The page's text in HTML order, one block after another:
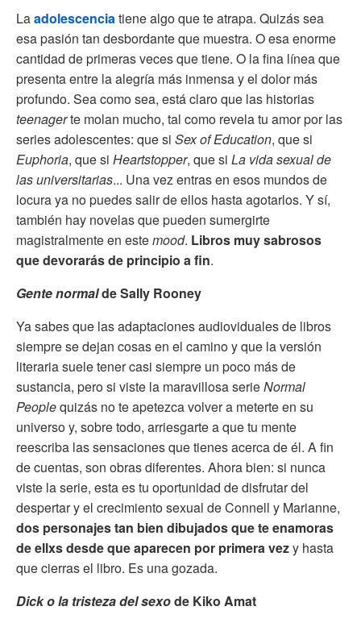
Laadolescenciatiene algo que te atrapa. Quizás sea
esa pasión tan desbordante que muestra. O esa enorme
cantidad de primeras veces que tiene. O la fina línea que
presenta entre la alegría más inmensa y el dolor más
profundo. Sea como sea, está claro que las historias
teenagerte molan mucho, tal como revela tu amor por las
series adolescentes: que si Sex of Education, que si
Euphoria, que si Heartstopper, que si La vida sexual de
las universitarias... Una vez entras en esos mundos de
locura ya no puedes salir de ellos hasta agotarlos. Y sí,
también hay novelas que pueden sumergirte
magistralmente en estemood. Libros muy sabrosos
que devorarás de principio a fin.
Gente normalde Sally Rooney
Ya sabes que las adaptaciones audioviduales de libros
siempre se dejan cosas en el camino y que la versión
literaria suele tener casi siempre un poco más de
sustancia, pero si viste la maravillosa serieNormal
Peoplequizás no te apetezca volver a meterte en su
universo y, sobre todo, arriesgarte a que tu mente
reescriba las sensaciones que tienes acerca de él. A fin
de cuentas, son obras diferentes. Ahora bien: si nunca
viste la serie, esta es tu oportunidad de disfrutar del
despertar y el crecimiento sexual de Connell y Marianne,
dos personajes tan bien dibujados que te enamoras
de ellxs desde que aparecen por primera vezy hasta
que cierras el libro. Es una gozada.
Dick o la tristeza del sexode Kiko Amat